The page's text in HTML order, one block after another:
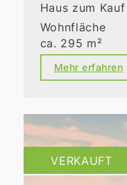
Haus zum Kauf
Wohnfläche
ca. 295 m²
Mehr erfahren
VERKAUFT